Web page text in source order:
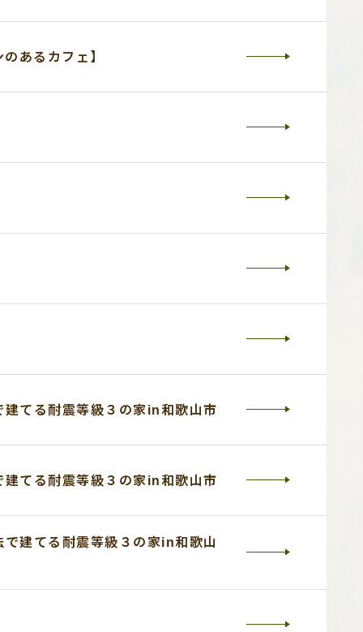
あるカフェ】
てる耐震等級３の家in和歌山市
てる耐震等級３の家in和歌山市
建てる耐震等級３の家in和歌山